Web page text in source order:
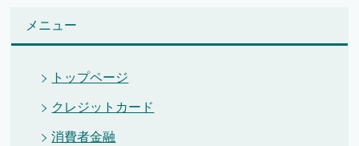
メニュー
トップページ
クレジットカード
消費者金融